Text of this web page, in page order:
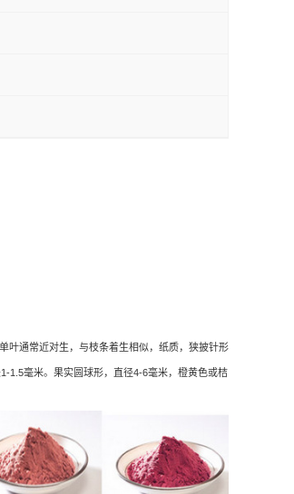
叶通常近对生，与枝条着生相似，纸质，狭披针形
1-1.5毫米。果实圆球形，直径4-6毫米，橙黄色或桔